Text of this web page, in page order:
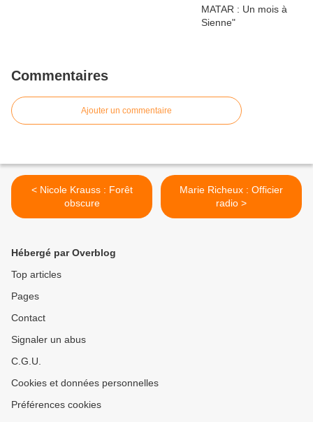
Commentaires
Ajouter un commentaire
< Nicole Krauss : Forêt
obscure
Marie Richeux : Officier
radio >
Hébergé par Overblog
Top articles
Pages
Contact
Signaler un abus
C.G.U.
Cookies et données personnelles
Préférences cookies